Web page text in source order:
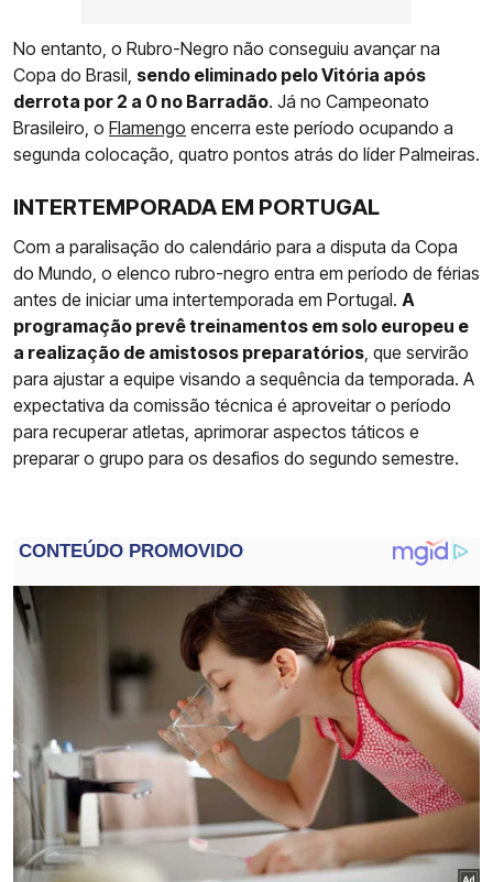
No entanto, o Rubro-Negro não conseguiu avançar na
Copa do Brasil, sendo eliminado pelo Vitória após
derrota por 2 a 0 no Barradão. Já no Campeonato
Brasileiro, o Flamengo encerra este período ocupando a
segunda colocação, quatro pontos atrás do líder Palmeiras.
INTERTEMPORADA EM PORTUGAL
Com a paralisação do calendário para a disputa da Copa
do Mundo, o elenco rubro-negro entra em período de férias
antes de iniciar uma intertemporada em Portugal. A
programação prevê treinamentos em solo europeu e
a realização de amistosos preparatórios , que servirão
para ajustar a equipe visando a sequência da temporada. A
expectativa da comissão técnica é aproveitar o período
para recuperar atletas, aprimorar aspectos táticos e
preparar o grupo para os desafios do segundo semestre.